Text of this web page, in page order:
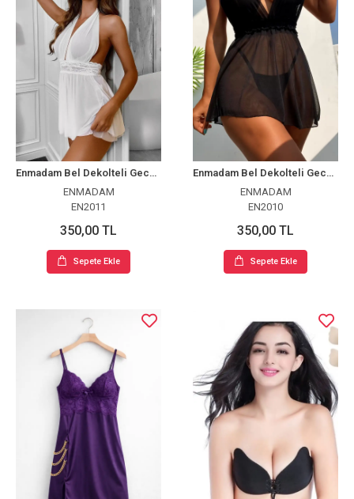
Enmadam Bel Dekolteli Gecelik Takım
ENMADAM
EN2011
350,00 TL
Sepete Ekle
Enmadam Bel Dekolteli Gecelik Takım
ENMADAM
EN2010
350,00 TL
Sepete Ekle